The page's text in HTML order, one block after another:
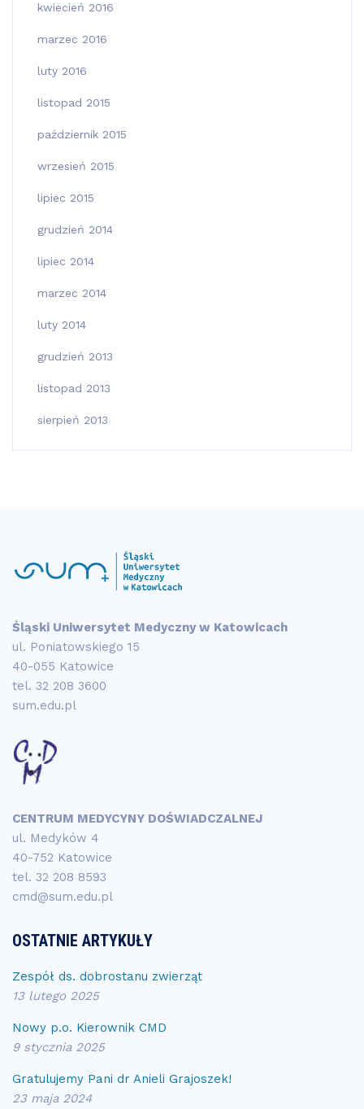
kwiecień 2016
marzec 2016
luty 2016
listopad 2015
październik 2015
wrzesień 2015
lipiec 2015
grudzień 2014
lipiec 2014
marzec 2014
luty 2014
grudzień 2013
listopad 2013
sierpień 2013
Śląski Uniwersytet Medyczny w Katowicach
ul. Poniatowskiego 15
40-055 Katowice
tel. 32 208 3600
sum.edu.pl
CENTRUM MEDYCYNY DOŚWIADCZALNEJ
ul. Medyków 4
40-752 Katowice
tel. 32 208 8593
cmd@sum.edu.pl
OSTATNIE ARTYKUŁY
Zespół ds. dobrostanu zwierząt
13 lutego 2025
Nowy p.o. Kierownik CMD
9 stycznia 2025
Gratulujemy Pani dr Anieli Grajoszek!
23 maja 2024